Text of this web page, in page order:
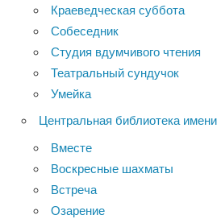
Краеведческая суббота
Собеседник
Студия вдумчивого чтения
Театральный сундучок
Умейка
Центральная библиотека
Вместе
Воскресные шахматы
Встреча
Озарение